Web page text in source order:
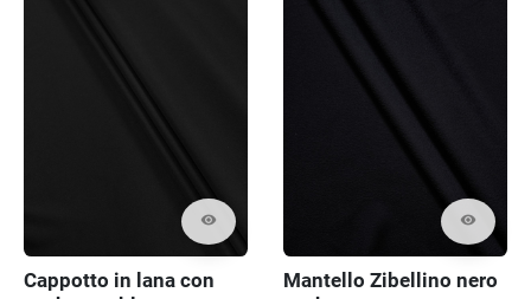
visibility
Cappotto in lana con
visibility
Mantello Zibellino nero